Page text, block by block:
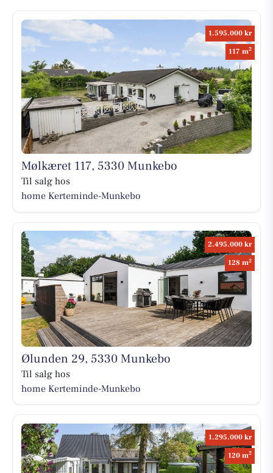
1.595.000 kr
117 m2
Mølkæret 117, 5330 Munkebo
Til salg hos
home Kerteminde-Munkebo
2.495.000 kr
128 m2
Ølunden 29, 5330 Munkebo
Til salg hos
home Kerteminde-Munkebo
1.295.000 kr
120 m2